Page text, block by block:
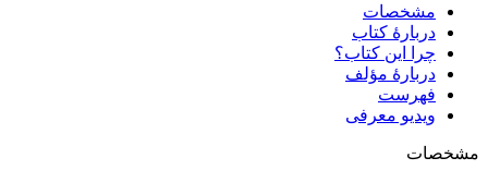
مشخصات
دربارهٔ کتاب
چرا این کتاب؟
دربارۀ مؤلف
فهرست
ویدیو معرفی
مشخصات